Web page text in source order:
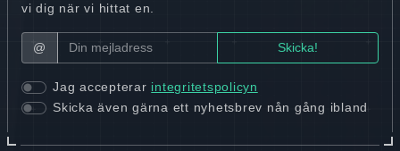
vi dig när vi hittat en.
@
Jag accepterar integritetspolicyn
Skicka även gärna ett nyhetsbrev nån gång ibland